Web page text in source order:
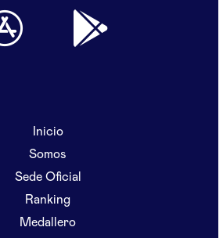
Inicio
Somos
Sede Oficial
Ranking
Medallero